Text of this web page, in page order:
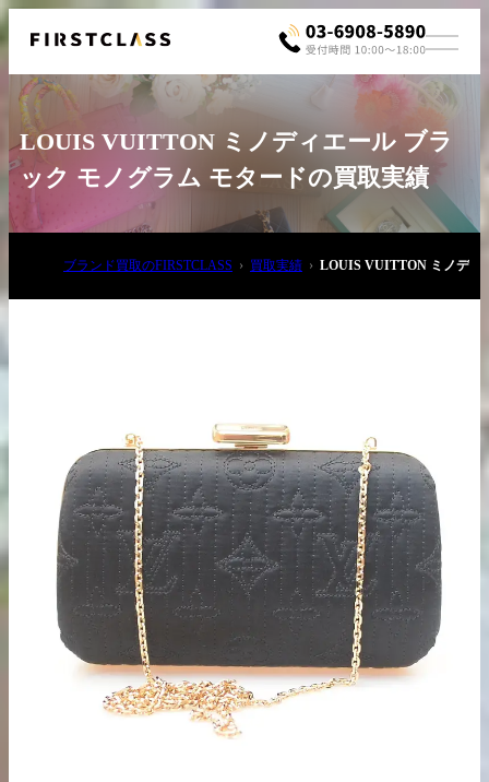
出張買取の
お申込み
宅配買取の
お申込み
LOUIS VUITTON ミノディエール ブラ
ック モノグラム モタードの買取実績
ブランド買取のFIRSTCLASS 買取実績 LOUIS VUITTON ミノディ